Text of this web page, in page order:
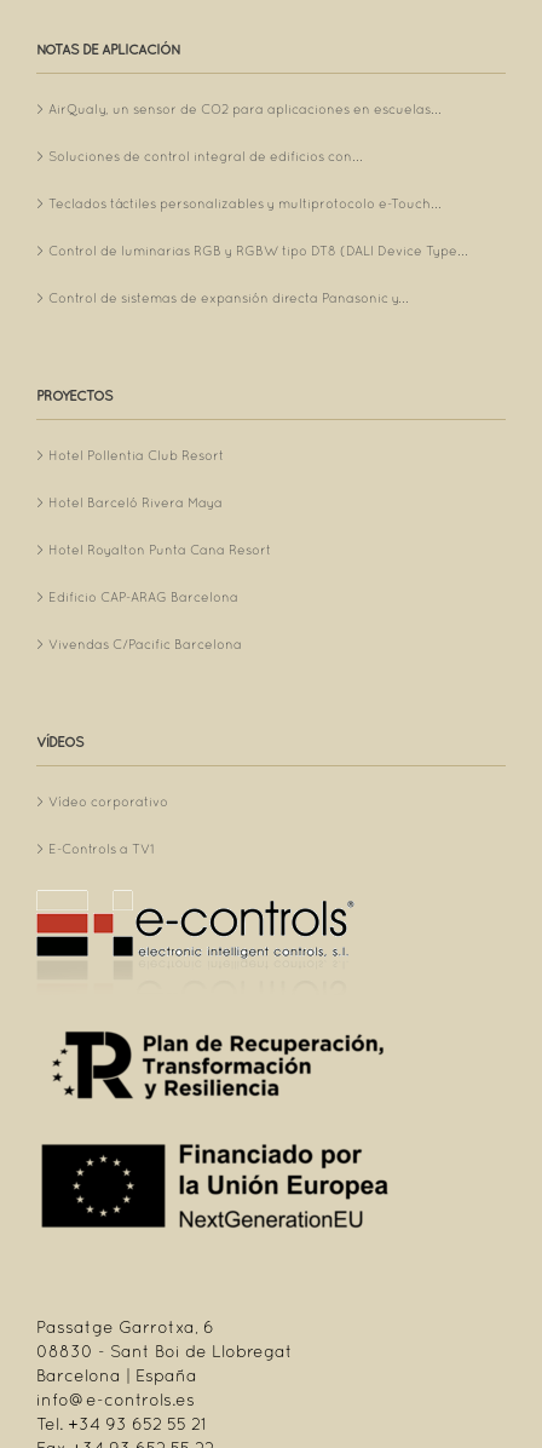
NOTAS DE APLICACIÓN
AirQualy, un sensor de CO2 para aplicaciones en escuelas...
Soluciones de control integral de edificios con...
Teclados táctiles personalizables y multiprotocolo e-Touch...
Control de luminarias RGB y RGBW tipo DT8 (DALI Device Type...
Control de sistemas de expansión directa Panasonic y...
PROYECTOS
Hotel Pollentia Club Resort
Hotel Barceló Rivera Maya
Hotel Royalton Punta Cana Resort
Edificio CAP-ARAG Barcelona
Vivendas C/Pacific Barcelona
VÍDEOS
Vídeo corporativo
E-Controls a TV1
Passatge Garrotxa, 6
08830 - Sant Boi de Llobregat
Barcelona | España
info@e-controls.es
Tel. +34 93 652 55 21